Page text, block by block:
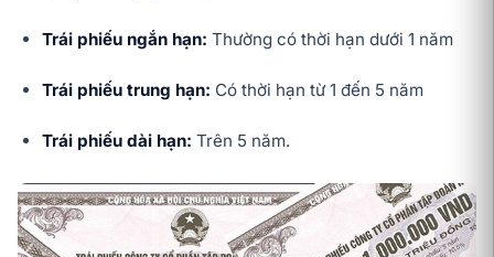
Trái phiếu ngắn hạn: Thường có thời hạn dưới 1 năm
Trái phiếu trung hạn: Có thời hạn từ 1 đến 5 năm
Trái phiếu dài hạn: Trên 5 năm.